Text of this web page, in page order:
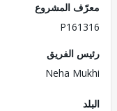
المشروع
الفريق
Neha